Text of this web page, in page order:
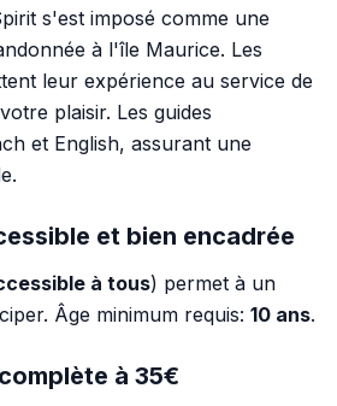
s'est imposé comme une
à l'île Maurice. Les
leur expérience au service de
plaisir. Les guides
et English, assurant une
et bien encadrée
à tous) permet à un
Âge minimum requis: 10 ans.
à 35€